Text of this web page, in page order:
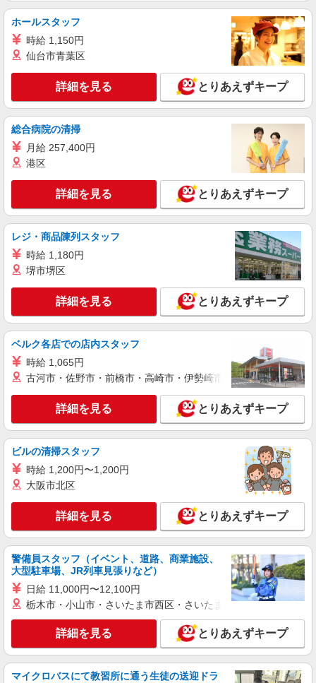
アルバイト パート
株式会社バイトレ（ADM250912GN02）
【平日のみ・短時間】詰めるだけの簡単作業
時給1448円〜時給1600円（就業先により異な
茨城県古河市
キープ 詳細を見る
派遣社員
ランスタッド株式会社 古河支店（古河事業所）/FKGA105970
仕分け・ピッキング・梱包
時給1320円 ※月収例21.4万円（残業等含む収
入例） 月収例:214830円＝1320円×7時間45分×21
日勤務の場合＋残業代、交通費別途支給 ※交通費
実費支給／当社規定あり。
茨城県古河市南部エリア、境町・五霞町近く
≪無料駐車場完備≫マイカー通勤OK
詳細を見る
ランスタッド株式会社 古河支店（古河事業所）/FKGA105972
時給1200円 月収例:90000円＝1250円×4時間30
分×16日勤務の場合＋交通費別途支給 ※交通費実
費支給／当社規定あり。
茨城県古河市 ≪無料駐車場完備≫マイカー通
勤OK
キープ 詳細を見る
派遣社員
ランスタッド株式会社 古河支店（古河事業所）/FKGA105788
時給1430円 ※月収例25万円（残業等含む収入
例） 月収例：250608円＝1430円×7時間45分×21日
勤務の場合＋残業代(月10時間の場合)、交通費別
途支給 ※交通費実費支給／当社規定あり。
茨城県古河市東部（八千代町近くのエリア）
「道の駅 まくらがの里こが」から車で10分程度の
エリア
キープ 詳細を見る
株式会社バイトレ（ADM810912GT04）
未経験9割！説明通りにやるだけのシンプル軽
作業
時給1448円〜時給1600円（就業先により異な
ホールスタッフ
時給 1,150円
仙台市青葉区
詳細を見る とりあえずキープ
総合病院の清掃
月給 257,400円
港区
詳細を見る とりあえずキープ
レジ・商品陳列スタッフ
時給 1,180円
堺市堺区
詳細を見る とりあえずキープ
ベルク各店での店内スタッフ
時給 1,065円
古河市・佐野市・前橋市・高崎市・伊勢崎市・太田市・館林市
詳細を見る とりあえずキープ
ビルの清掃スタッフ
時給 1,200円〜1,200円
大阪市北区
詳細を見る とりあえずキープ
警備員スタッフ（イベント、道路、商業施設、
大型駐車場、JR列車見張りなど）
日給 11,000円〜12,100円
栃木市・小山市・さいたま市西区・さいたま市岩槻区・久喜市・
詳細を見る とりあえずキープ
マイクロバスにて教習所に通う生徒の送迎ドラ